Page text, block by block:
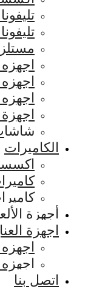
اجهزه
الكاميرات
أجهزة
اجهزة
اتصل بنا